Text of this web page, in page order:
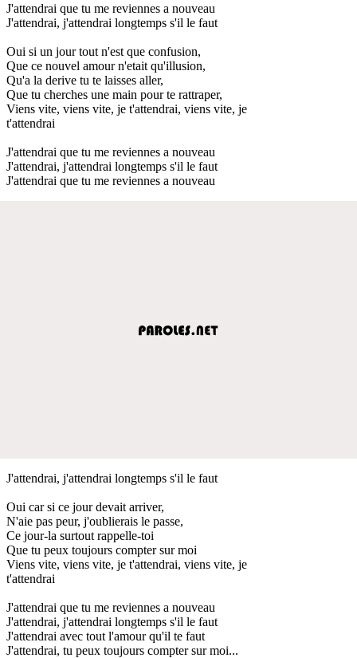
J'attendrai que tu me reviennes a nouveau
J'attendrai, j'attendrai longtemps s'il le faut
Oui si un jour tout n'est que confusion,
Que ce nouvel amour n'etait qu'illusion,
Qu'a la derive tu te laisses aller,
Que tu cherches une main pour te rattraper,
Viens vite, viens vite, je t'attendrai, viens vite, je
t'attendrai
J'attendrai que tu me reviennes a nouveau
J'attendrai, j'attendrai longtemps s'il le faut
J'attendrai que tu me reviennes a nouveau
J'attendrai, j'attendrai longtemps s'il le faut
Oui car si ce jour devait arriver,
N'aie pas peur, j'oublierais le passe,
Ce jour-la surtout rappelle-toi
Que tu peux toujours compter sur moi
Viens vite, viens vite, je t'attendrai, viens vite, je
t'attendrai
J'attendrai que tu me reviennes a nouveau
J'attendrai, j'attendrai longtemps s'il le faut
J'attendrai avec tout l'amour qu'il te faut
J'attendrai, tu peux toujours compter sur moi...